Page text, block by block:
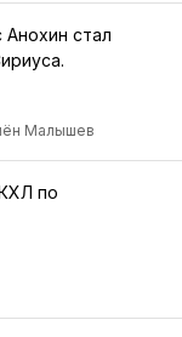
стал
Малышев
по